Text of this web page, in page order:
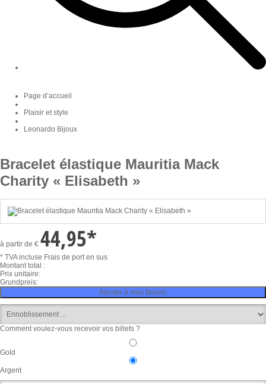
Page d’accueil
Plaisir et style
Leonardo Bijoux
Bracelet élastique Mauritia Mack
Charity « Elisabeth »
à partir de € 44,95*
* TVA incluse Frais de port en sus
Montant total :
Prix unitaire:
Grundpreis:
Ajouter à mes favoris
Comment voulez-vous recevoir vos billets ?
Gold
Argent